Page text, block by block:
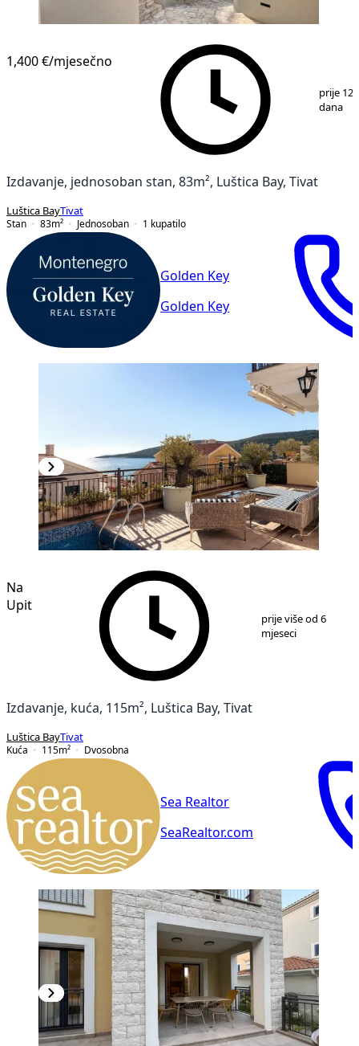
1,400 €/mjesečno
prije 120
dana
Izdavanje, jednosoban stan, 83m², Luštica Bay, Tivat
Luštica BayTivat
Stan
83m² Jednosoban 1 kupatilo
Golden Key
Golden Key
16
Na
Upit
prije više od 6
mjeseci
Izdavanje, kuća, 115m², Luštica Bay, Tivat
Luštica BayTivat
Kuća
115m² Dvosobna
Sea Realtor
SeaRealtor.com